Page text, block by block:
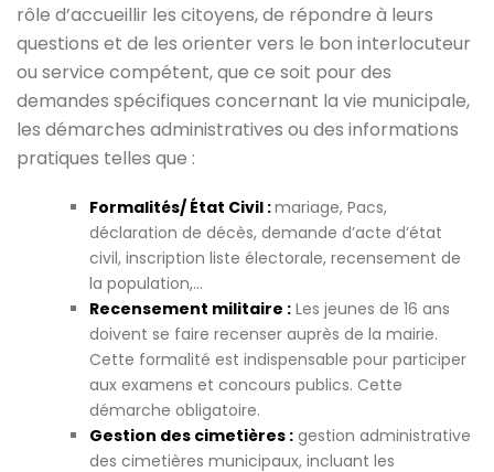
rôle d’accueillir les citoyens, de répondre à leurs
questions et de les orienter vers le bon interlocuteur
ou service compétent, que ce soit pour des
demandes spécifiques concernant la vie municipale,
les démarches administratives ou des informations
pratiques telles que :
Formalités/ État Civil :mariage, Pacs,
déclaration de décès, demande d’acte d’état
civil, inscription liste électorale, recensement de
la population,…
Recensement militaire :Les jeunes de 16 ans
doivent se faire recenser auprès de la mairie.
Cette formalité est indispensable pour participer
aux examens et concours publics. Cette
démarche obligatoire.
Gestion des cimetières :gestion administrative
des cimetières municipaux, incluant les